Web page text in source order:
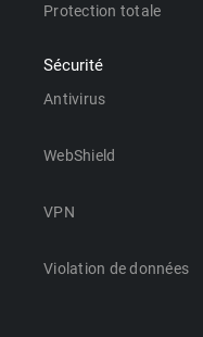
Protection totale
Sécurité
Antivirus
WebShield
VPN
Violation de données